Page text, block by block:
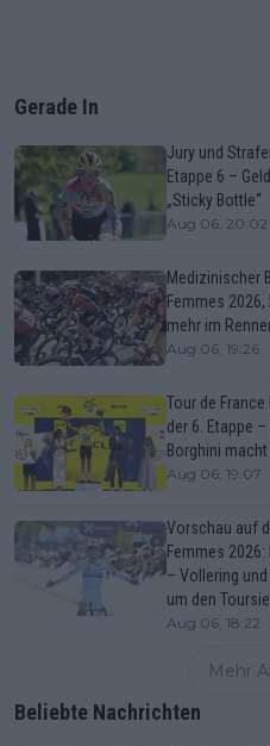
Gerade In
Jury und
Etappe 6 –
„Sticky Bottle“
Aug 06, 20:02
Medizinischer
Femmes
mehr im
Aug 06, 19:26
Tour de
der 6. Etappe
Borghini
Aug 06, 19:07
Vorschau auf
Femmes
– Vollering
um den
Aug 06, 18:22
Mehr
Beliebte Nachrichten